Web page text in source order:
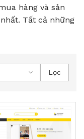
hàng và sản
Tất cả những
Lọc